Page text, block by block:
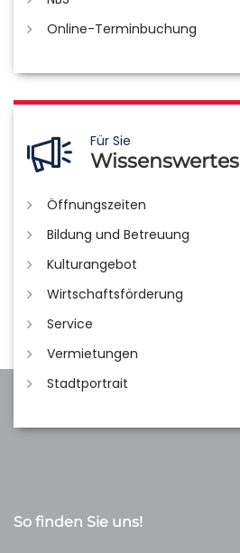
Online-Terminbuchung
Für Sie
Wissenswertes
Öffnungszeiten
Bildung und Betreuung
Kulturangebot
Wirtschaftsförderung
Service
Vermietungen
Stadtportrait
So finden Sie uns!